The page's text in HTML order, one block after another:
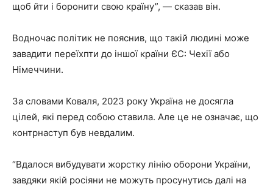
щоб йти і боронити свою країну”, — сказав він.
Водночас політик не пояснив, що такій людині може
завадити переїхпти до іншої країни ЄС: Чехії або
Німеччини.
За словами Коваля, 2023 року Україна не досягла
цілей, які перед собою ставила. Але це не означає, що
контрнаступ був невдалим.
“Вдалося вибудувати жорстку лінію оборони України,
завдяки якій росіяни не можуть просунутись далі на